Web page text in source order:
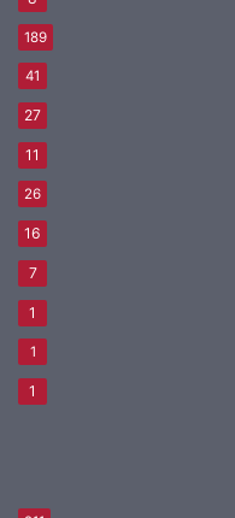
189
41
27
11
26
16
7
1
1
1